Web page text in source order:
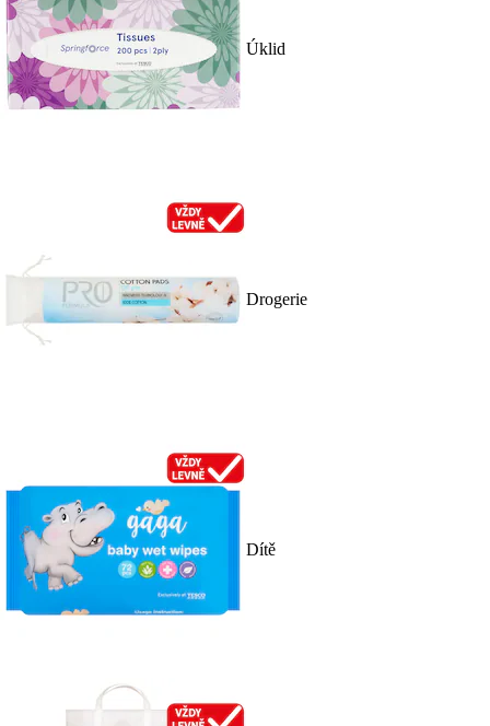
Úklid
Drogerie
Dítě